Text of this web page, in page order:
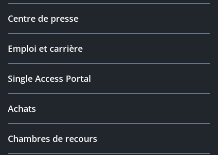
Centre de presse
Emploi et carrière
Single Access Portal
Achats
Chambres de recours